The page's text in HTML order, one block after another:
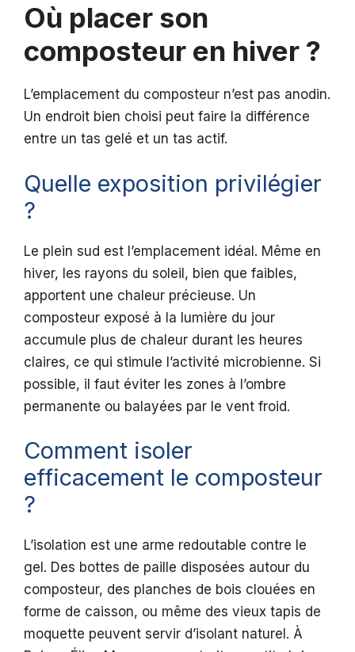
Où placer son
composteur en hiver ?
L’emplacement du composteur n’est pas anodin.
Un endroit bien choisi peut faire la différence
entre un tas gelé et un tas actif.
Quelle exposition privilégier
?
Le plein sud est l’emplacement idéal. Même en
hiver, les rayons du soleil, bien que faibles,
apportent une chaleur précieuse. Un
composteur exposé à la lumière du jour
accumule plus de chaleur durant les heures
claires, ce qui stimule l’activité microbienne. Si
possible, il faut éviter les zones à l’ombre
permanente ou balayées par le vent froid.
Comment isoler
efficacement le composteur
?
L’isolation est une arme redoutable contre le
gel. Des bottes de paille disposées autour du
composteur, des planches de bois clouées en
forme de caisson, ou même des vieux tapis de
moquette peuvent servir d’isolant naturel. À